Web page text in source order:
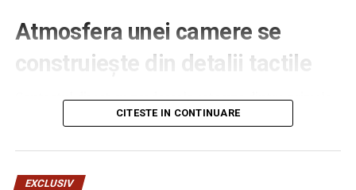
Atmosfera unei camere se
construiește din detalii tactile
Contactul direct cu pardoseala este una dintre primele
senzații fizice pe care le are un oaspete atunci când
pe drum, seara târziu. Textura și moliciunea potrivite,
oferite democheta hotel
CITESTE IN CONTINUARE
EXCLUSIV